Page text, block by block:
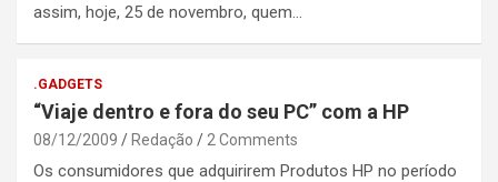
assim, hoje, 25 de novembro, quem…
.GADGETS
“Viaje dentro e fora do seu PC” com a HP
08/12/2009 Redação 2 Comments
Os consumidores que adquirirem Produtos HP no período